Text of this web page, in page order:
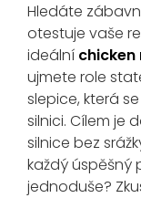
Hledáte
otestuje vaše
ideální
ujmete role
slepice, která
silnici. Cílem je
silnice bez
každý úspěšný
jednoduše?